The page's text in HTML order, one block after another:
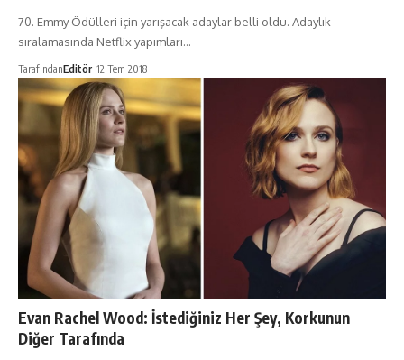
70. Emmy Ödülleri için yarışacak adaylar belli oldu. Adaylık
sıralamasında Netflix yapımları…
TarafındanEditör 12 Tem 2018
Evan Rachel Wood: İstediğiniz Her Şey, Korkunun
Diğer Tarafında